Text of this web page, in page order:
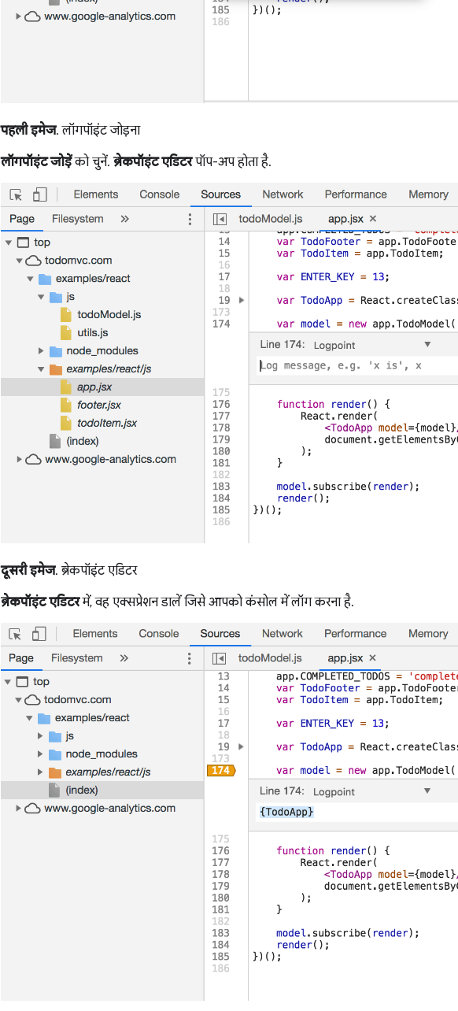
पहली इमेज. लॉगपॉइंट जोड़ना
लॉगपॉइंट जोड़ेंको चुनें. ब्रेकपॉइंट एडिटरपॉप-अप होता है.
दूसरी इमेज. ब्रेकपॉइंट एडिटर
ब्रेकपॉइंट एडिटरमें, वह एक्सप्रेशन डालें जिसे आपको कंसोल में लॉग करना है.